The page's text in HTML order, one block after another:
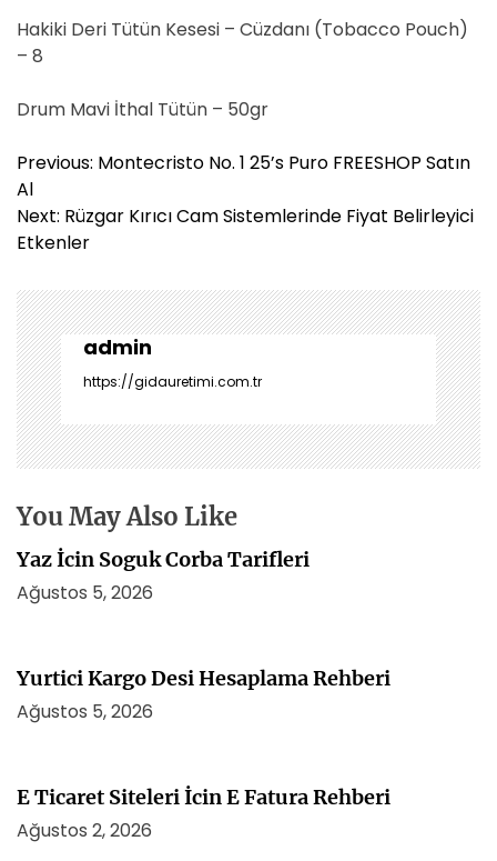
Hakiki Deri Tütün Kesesi – Cüzdanı (Tobacco Pouch)
– 8
Drum Mavi İthal Tütün – 50gr
Y
a
z
ı
e
z
i
n
m
e
s
Previous: Montecristo No. 1 25’s Puro FREESHOP Satın
Al
Next: Rüzgar Kırıcı Cam Sistemlerinde Fiyat Belirleyici
Etkenler
admin
https://gidauretimi.com.tr
You May Also Like
Yaz İcin Soguk Corba Tarifleri
Ağustos 5, 2026
Yurtici Kargo Desi Hesaplama Rehberi
Ağustos 5, 2026
E Ticaret Siteleri İcin E Fatura Rehberi
Ağustos 2, 2026